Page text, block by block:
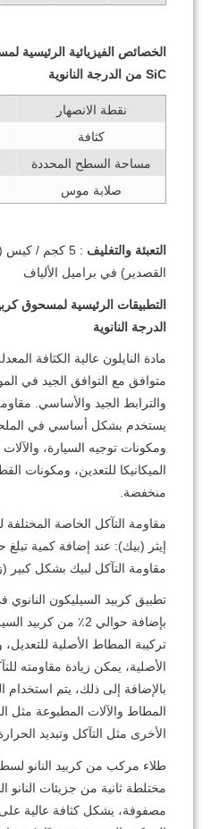
SiC من الدرجة النانوية
نقطة الانصهار
كثافة
مساحة السطح المحددة
صلابة موس
التعبئة والتغليف
: 5 كجم /
القصدير) في براميل الألياف
الدرجة النانوية
مادة النايلون عالية الكثافة
متوافق مع التوافق الجيد في
يستخدم بشكل أساسي في
ومكونات توجيه السيارة،
الميكانيكا للتعدين، ومكونات
منخفضة.
مقاومة التآكل الخاصة المختلفة
مقاومة التآكل لبيك بشكل كبير (زيادة 30%
تطبيق كربيد السيليكون النانوي
بإضافة حوالي 2٪ من
تركيبة المطاط الأصلية
بالإضافة إلى ذلك، يتم استخدام
المطاط والآلات المطبوعة مثل
الأخرى مثل التآكل وتبديد
طلاء مركب من كربيد النانو
مختلطة ثانية من جزيئات النانو
مصفوفة، يشكل كثافة عالية